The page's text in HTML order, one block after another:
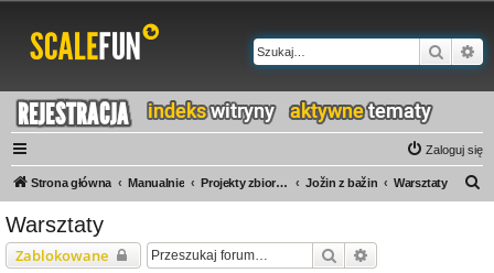
Szukaj
Zaloguj się
Strona główna Manualnie Projekty zbiorowe Jožin z bažin Warsztaty
Warsztaty
Zablokowane Szukaj